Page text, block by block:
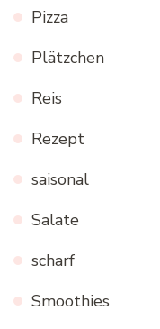
Pizza
Plätzchen
Reis
Rezept
saisonal
Salate
scharf
Smoothies